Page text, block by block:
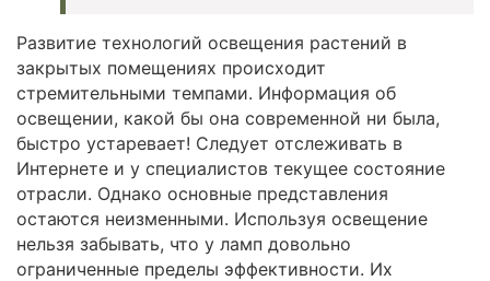
Развитие технологий освещения растений в
закрытых помещениях происходит
стремительными темпами. Информация об
освещении, какой бы она современной ни была,
быстро устаревает! Следует отслеживать в
Интернете и у специалистов текущее состояние
отрасли. Однако основные представления
остаются неизменными. Используя освещение
нельзя забывать, что у ламп довольно
ограниченные пределы эффективности. Их